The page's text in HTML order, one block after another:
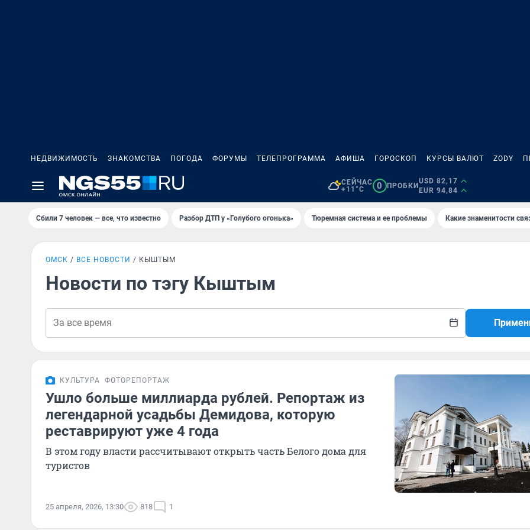
НЕДВИЖИМОСТЬ ЗНАКОМСТВА ПОГОДА ФОРУМЫ ТЕЛЕПРОГРАММА АФИША ГОРОСКОП КУРСЫ ВАЛЮТ ZODY
СЕЙЧАС
+11°C
0 ПРОБКИ
USD 82,17
EUR 94,84
Сбили 7 человек — все, что известно Разбор ДТП у «Голубого огонька» Тюремная система и ее проблемы Какие знаменитости
ОМСК ВСЕ НОВОСТИ КЫШТЫМ
Новости по тэгу Кыштым
КУЛЬТУРА ФОТОРЕПОРТАЖ
Ушло больше миллиарда рублей. Репортаж из
легендарной усадьбы Демидова, которую
реставрируют уже 4 года
В этом году власти рассчитывают открыть часть Белого дома для
туристов
25 апреля, 2026, 13:30 818 1